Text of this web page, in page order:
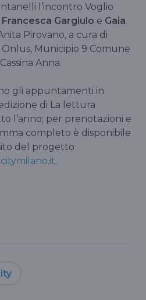
l’incontro Voglio
Francesca Gargiulo e Gaia
Pirovano, a cura di
Municipio 9 Comune
Anna.
gli appuntamenti in
di La lettura
l’anno; per prenotazioni e
completo è disponibile
del progetto
.